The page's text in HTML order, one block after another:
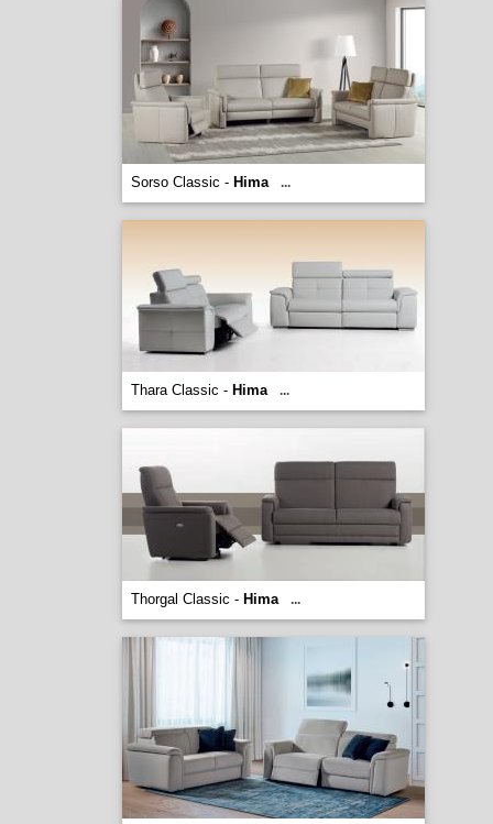
Sorso Classic - Hima ...
Thara Classic - Hima ...
Thorgal Classic - Hima ...